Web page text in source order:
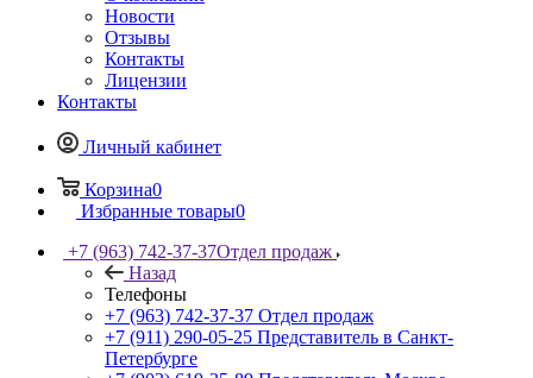
Новости
Отзывы
Контакты
Лицензии
Контакты
Личный кабинет
Корзина0
Избранные товары0
+7 (963) 742-37-37Отдел продаж
Назад
Телефоны
+7 (963) 742-37-37 Отдел продаж
+7 (911) 290-05-25 Представитель в Санкт-
Петербурге